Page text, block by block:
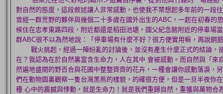
對自然的態度，這段敘述讓人非常感動，也使我不禁想起多年前的一段
曾經一群荒野的夥伴與幾個二十多歲在國外出生的ABC，一起在初春的
候住在忠孝東路四段，附近都還是稻田池塘，國父紀念館附近的停車場
群ABC很不以為然地說：「停車場有什麼不好？很方便實用嘛，再說鋼
戰火挑起，經過一陣紛亂的討論後，並沒有產生什麼正式的結論，
在？我認為在於自然裏富含生命力，人在其中 會被感動。而自然與「
然遍地盛開的野百合與花圃中整整齊齊的花卉，一種會讓你感動落淚，
們在動物園裏觀察一隻台灣黑熊的樣貌，的確很方便，但是一旦半夜你
種 心中的震撼與悸動，就是生命力！就是我們重歸自然，重獲與萬物合